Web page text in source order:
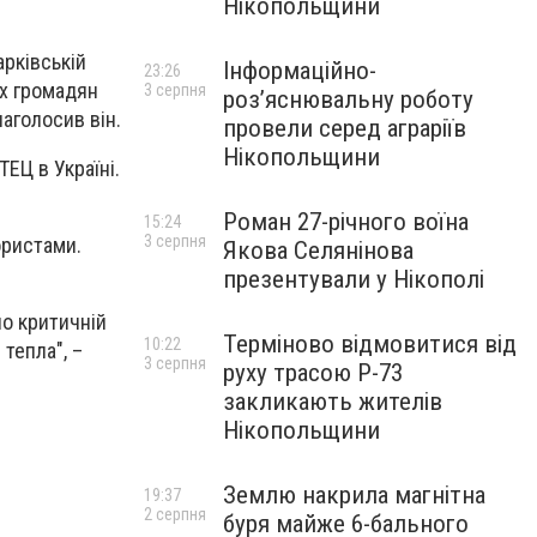
громадян
він.
в Україні.
критичній
–
Нікопольщини
Інформаційно-
роз’яснювальну роботу
провели серед аграріїв
Нікопольщини
23:26
3 серпня
Роман 27-річного воїна
Якова Селянінова
презентували у Нікополі
15:24
3 серпня
Терміново відмовитися від
руху трасою Р-73
закликають жителів
Нікопольщини
10:22
3 серпня
Землю накрила магнітна
буря майже 6-бального
19:37
2 серпня